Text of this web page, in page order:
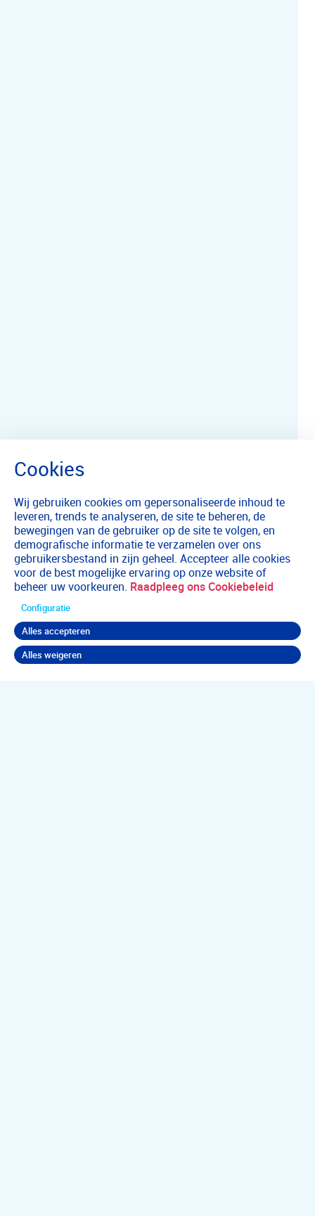
Wij gebruiken cookies om gepersonaliseerde inhoud te
leveren, trends te analyseren, de site te beheren, de
bewegingen van de gebruiker op de site te volgen, en
demografische informatie te verzamelen over ons
gebruikersbestand in zijn geheel. Accepteer alle cookies
voor de best mogelijke ervaring op onze website of
beheer uw voorkeuren. Raadpleeg ons Cookiebeleid
Configuratie
Alles accepteren
Alles weigeren